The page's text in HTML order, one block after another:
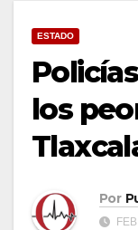
ESTADO
los
Por